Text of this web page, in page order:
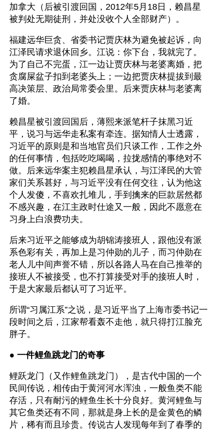
加拿大（后被引渡回国，2012年5月18日，赖昌星
被判处无期徒刑，并处没收个人全部财产）。
福建远华巨贪、省委书记贾庆林为避免被起诉，向
江泽民请求退休回乡。江说：你下台，我就完了。
为了自己不完蛋，江一边让贾庆林与老婆离婚，把
贪腐屎盆子扣到老婆头上；一边把贾庆林提拔到最
高决策层、政治局常委会里。后来贾庆林与老婆离
了婚。
赖昌星被引渡回国后，薄熙来派笔杆子抹黑习近
平，说习与远华走私案有牵连。据知情人士透露，
习近平的原则是和当地官员们只谈工作，工作之外
的任何事情，包括吃吃喝喝，拉拢感情的事绝对不
做。后来远华案主犯赖昌星承认，与江泽民的大管
家们关系甚好，与习近平没有任何交往，认为他这
个人发傻，不喜欢扎堆儿，手到擒来的巨款居然都
不感兴趣，在江主政时仕途又一般，因此不愿意在
习身上白浪费功夫。
后来习近平之能够成为胡锦涛接班人，跟他没有派
系色彩有关，再加上是习仲勋的儿子，而习仲勋在
老人儿中间声誉不错，所以各路人马在自己推举的
接班人不被接受，也不打算接受对手的接班人时，
于是大家最后都认可了习近平。
所谓“习属江系”之说，是习近平当了上海市委书记一
段时间之后，江家帮看轰不走他，就只得打江脸充
胖子。
● 一件鲤鱼跳龙门的奇事
鲤跃龙门（又作鲤鱼跳龙门），是古代中国的一个
民间传说，相传由于黄河河水浑浊，一般鱼类不能
存活，只有耐污的鲤鱼生长十分良好。黄河鲤鱼与
其它鱼类还有不同，那就是身上长的是金黄色的鳞
片，稀有而且珍贵。传说古人发现每年到了春季的